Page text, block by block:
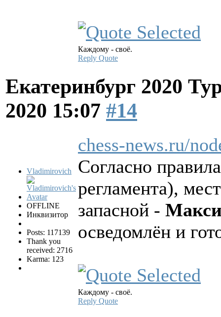
Каждому - своё.
Reply Quote
Екатеринбург 2020
2020 15:07 #14
Vladimirovich
OFFLINE
Инквизитор
Posts: 117139
Thank you
received: 2716
Karma: 123
chess-news.ru/
Согласно
регламента),
запасной -
осведомлён и
Каждому - своё.
Reply Quote